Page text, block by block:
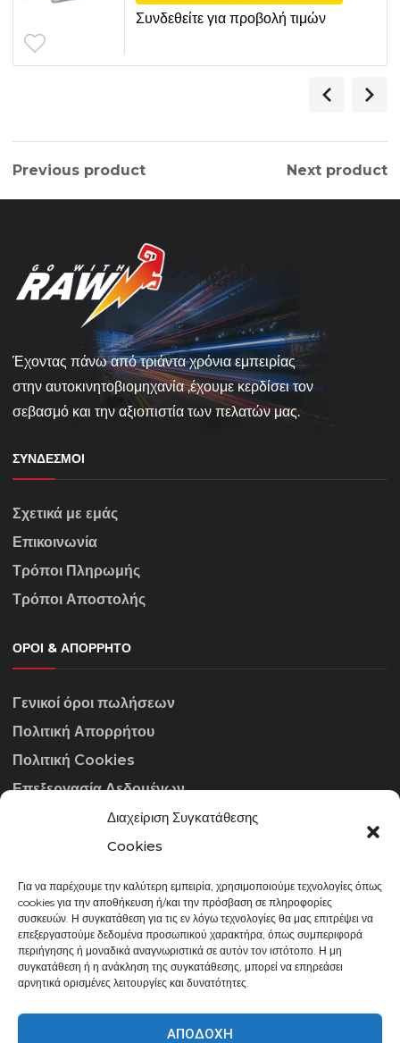
Διαχείριση Συγκατάθεσης
Cookies
Για να παρέχουμε την καλύτερη εμπειρία, χρησιμοποιούμε τεχνολογίες όπως
cookies για την αποθήκευση ή/και την πρόσβαση σε πληροφορίες
συσκευών. Η συγκατάθεση για τις εν λόγω τεχνολογίες θα μας επιτρέψει να
επεξεργαστούμε δεδομένα προσωπικού χαρακτήρα, όπως συμπεριφορά
περιήγησης ή μοναδικά αναγνωριστικά σε αυτόν τον ιστότοπο. Η μη
συγκατάθεση ή η ανάκληση της συγκατάθεσης, μπορεί να επηρεάσει
αρνητικά ορισμένες λειτουργίες και δυνατότητες.
ΑΠΟΔΟΧΉ
Συνδεθείτε για προβολή τιμών
Previous product Next product
Έχοντας πάνω από τριάντα χρόνια εμπειρίας
στην αυτοκινητοβιομηχανία ,έχουμε κερδίσει τον
σεβασμό και την αξιοπιστία των πελατών μας.
ΣΎΝΔΕΣΜΟΙ
Σχετικά με εμάς
Επικοινωνία
Τρόποι Πληρωμής
Τρόποι Αποστολής
ΌΡΟΙ & ΑΠΌΡΡΗΤΟ
Γενικοί όροι πωλήσεων
Πολιτική Απορρήτου
Πολιτική Cookies
Επεξεργασία Δεδομένων
ΣΤΟΙΧΕΊΑ ΕΠΙΚΟΙΝΩΝΊΑΣ
info@gowithraw.gr
24310 35062
Δευ. - Παρ. 08:00 - 20:00